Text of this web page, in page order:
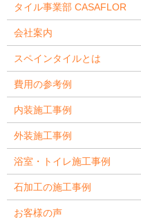
タイル事業部 CASAFLOR
会社案内
スペインタイルとは
費用の参考例
内装施工事例
外装施工事例
浴室・トイレ施工事例
石加工の施工事例
お客様の声